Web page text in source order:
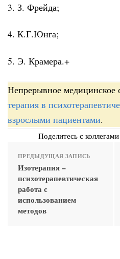
3. З. Фрейда;
4. К.Г.Юнга;
5. Э. Крамера.+
Непрерывное медицинское
терапия в
взрослыми пациентами.
Поделитесь с
ПРЕДЫДУЩАЯ ЗАПИСЬ
Изотерапия –
психотерапевтическая
работа с
использованием
методов